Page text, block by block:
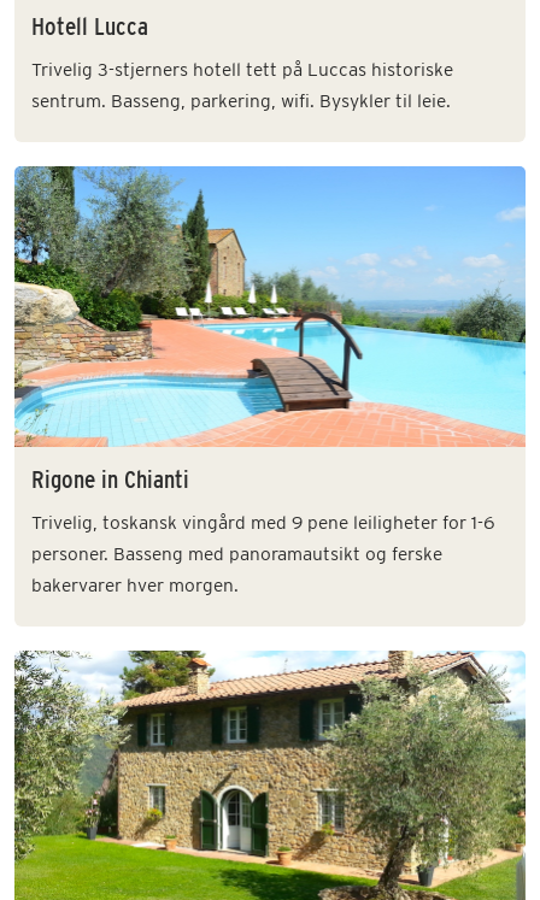
Hotell Lucca
Trivelig 3-stjerners hotell tett på Luccas historiske
sentrum. Basseng, parkering, wifi. Bysykler til leie.
Rigone in Chianti
Trivelig, toskansk vingård med 9 pene leiligheter for 1-6
personer. Basseng med panoramautsikt og ferske
bakervarer hver morgen.